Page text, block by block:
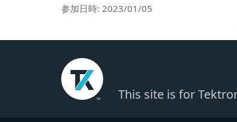
参加日時: 2023/01/05
This site is for